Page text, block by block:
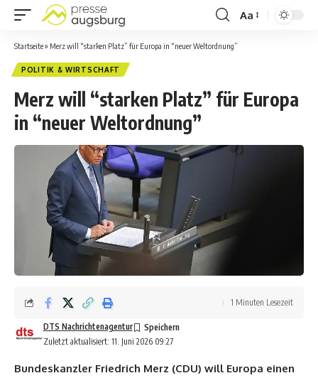
Aa
Startseite» Merz will “starken Platz” für Europa in “neuer Weltordnung”
POLITIK & WIRTSCHAFT
Merz will “starken Platz” für Europa
in “neuer Weltordnung”
Zuletzt aktualisiert: 11. Juni 2026 09:27
DTS Nachrichtenagentur
1 Minuten Lesezeit
Bundeskanzler Friedrich Merz (CDU) will Europa einen